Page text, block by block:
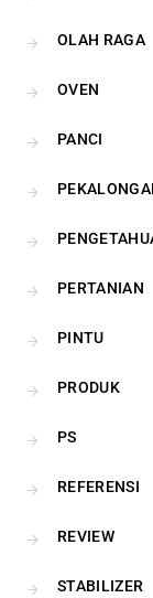
OLAH RAGA
OVEN
PANCI
PERTANIAN
PINTU
PRODUK
PS
REFERENSI
REVIEW
STABILIZER